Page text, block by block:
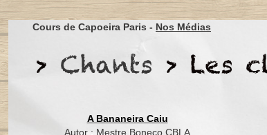
Cours de Capoeira Paris - Nos Médias
A Bananeira Caiu
Autor : Mestre Boneco CBLA
Ô simião, simião,
Ô simião,
Pinto correu
O gavião é um